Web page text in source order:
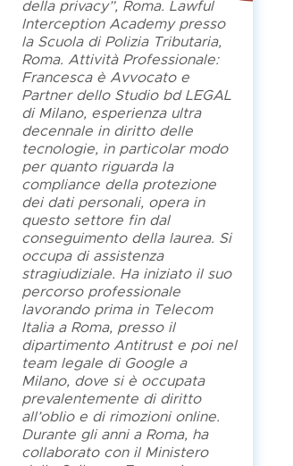
della privacy”, Roma. Lawful
Interception Academy presso
la Scuola di Polizia Tributaria,
Roma. Attività Professionale:
Francesca è Avvocato e
Partner dello Studio bd LEGAL
di Milano, esperienza ultra
decennale in diritto delle
tecnologie, in particolar modo
per quanto riguarda la
compliance della protezione
dei dati personali, opera in
questo settore fin dal
conseguimento della laurea. Si
occupa di assistenza
stragiudiziale. Ha iniziato il suo
percorso professionale
lavorando prima in Telecom
Italia a Roma, presso il
dipartimento Antitrust e poi nel
team legale di Google a
Milano, dove si è occupata
prevalentemente di diritto
all’oblio e di rimozioni online.
Durante gli anni a Roma, ha
collaborato con il Ministero